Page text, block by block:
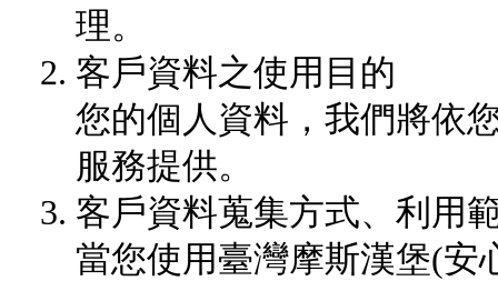
理。
客戶資料之使用目的
您的個人資料，我們將依
服務提供。
客戶資料蒐集方式、利用
當您使用臺灣摩斯漢堡(安